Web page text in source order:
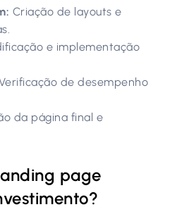
Criação de layouts e
e implementação
de desempenho
da página final e
page